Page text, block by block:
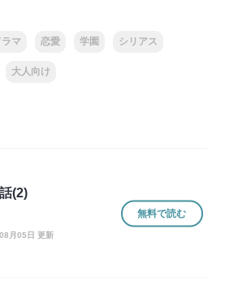
マ 恋愛 学園 シリアス
大人向け
(2)
月05日 更新
無料で読む